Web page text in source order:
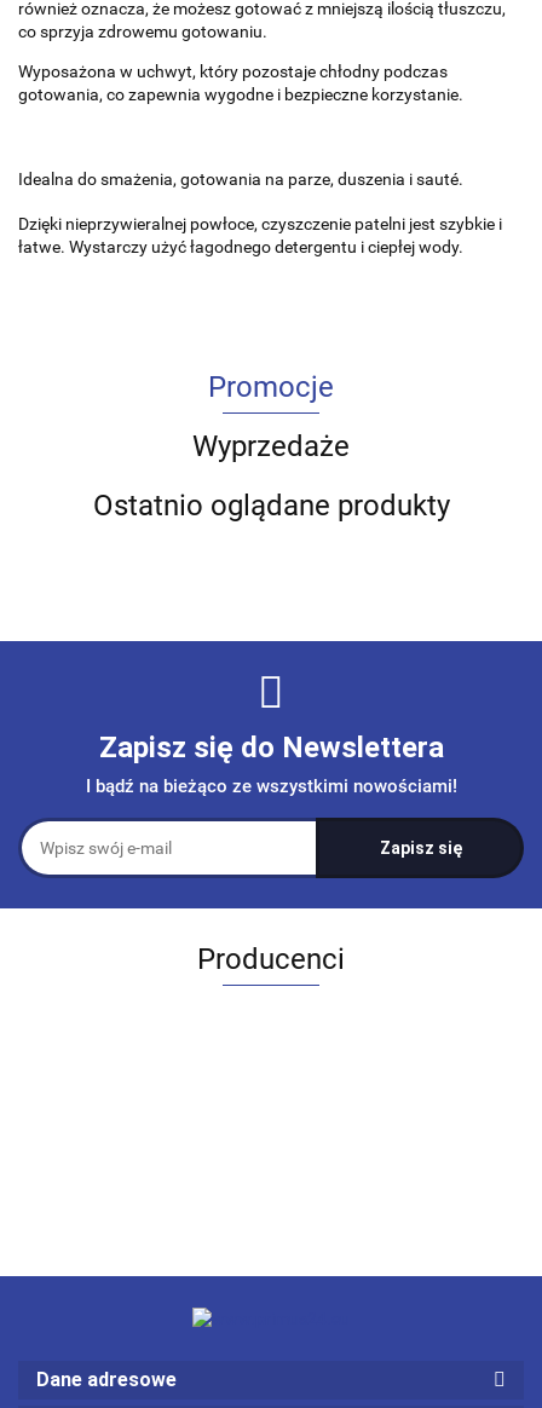
również oznacza, że możesz gotować z mniejszą ilością tłuszczu,
co sprzyja zdrowemu gotowaniu.
Wyposażona w uchwyt, który pozostaje chłodny podczas
gotowania, co zapewnia wygodne i bezpieczne korzystanie.
Idealna do smażenia, gotowania na parze, duszenia i sauté.
Dzięki nieprzywieralnej powłoce, czyszczenie patelni jest szybkie i
łatwe. Wystarczy użyć łagodnego detergentu i ciepłej wody.
Promocje
Wyprzedaże
Ostatnio oglądane produkty
Zapisz się do Newslettera
I bądź na bieżąco ze wszystkimi nowościami!
Producenci
Dane adresowe